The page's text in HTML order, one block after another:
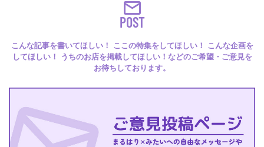
POST
こんな記事を書いてほしい！ ここの特集をしてほしい！ こんな企画を
してほしい！ うちのお店を掲載してほしい！などのご希望・ご意見を
お待ちしております。